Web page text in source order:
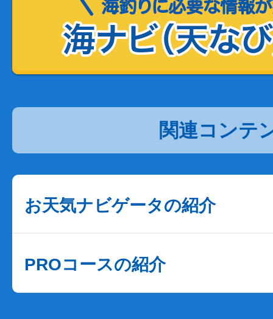
関連コンテ
お天気ナビゲータの紹介
PROコースの紹介